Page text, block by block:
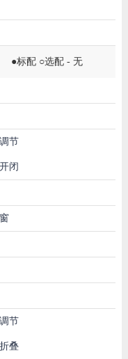
●标配 ○选配 - 无
节
闭
节
叠